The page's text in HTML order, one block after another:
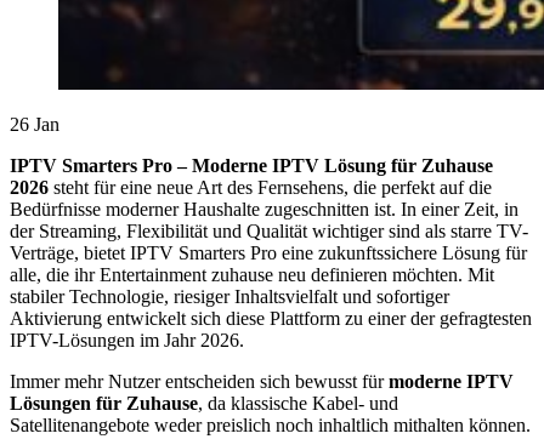
26 Jan
IPTV Smarters Pro – Moderne IPTV Lösung für Zuhause
2026 steht für eine neue Art des Fernsehens, die perfekt auf die
Bedürfnisse moderner Haushalte zugeschnitten ist. In einer Zeit, in
der Streaming, Flexibilität und Qualität wichtiger sind als starre TV-
Verträge, bietet IPTV Smarters Pro eine zukunftssichere Lösung für
alle, die ihr Entertainment zuhause neu definieren möchten. Mit
stabiler Technologie, riesiger Inhaltsvielfalt und sofortiger
Aktivierung entwickelt sich diese Plattform zu einer der gefragtesten
IPTV-Lösungen im Jahr 2026.
Immer mehr Nutzer entscheiden sich bewusst fürmoderne IPTV
Lösungen für Zuhause, da klassische Kabel- und
Satellitenangebote weder preislich noch inhaltlich mithalten können.